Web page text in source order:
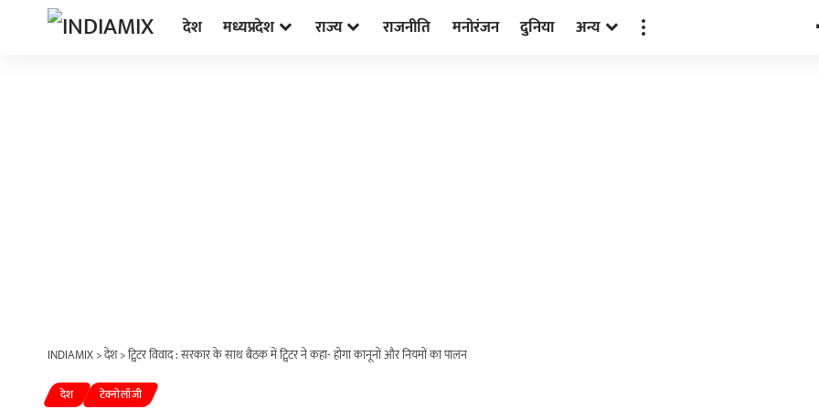
देश मध्यप्रदेश राज्य राजनीति मनोरंजन दुनिया अन्य
INDIAMIX>देश>ट्विटर विवाद : सरकार के साथ बैठक में ट्विटर ने कहा- होगा कानूनों और नियमों का पालन
देश टेक्नोलॉजी